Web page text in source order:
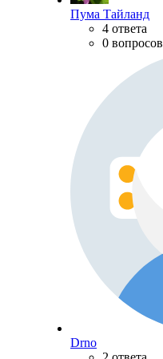
Пума Тайланд
4 ответа
0 вопросов
Drno